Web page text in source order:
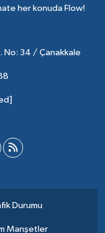
her konuda Flow!
No: 34 / Çanakkale
Durumu
Manşetler